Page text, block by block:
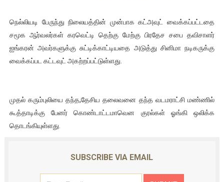
இளையராஜா – கமல் அவசர சந்திப்பு (படங்கள், விடியோ)
ஜனாதிபதி ஐக்கிய நாடுகளின் பொதுச் சபை கூட்டத்தில் இன்று
வலிமை தான் அஜித் திரைப்பயணத்திலே அதிக காலெக்ஷன் செய்த
நெல்லியடி பேருந்து நிலையத்தின் முன்பாக கட்அவுட் வைக்கப்பட்டதை
சமூக ஆர்வலர்கள் கரவெட்டி தெற்கு மேற்கு பிரதேச சபை தவிசாளர்
ஐங்கரன் அவர்களுக்கு சுட்டிக்காட்டியதை அடுத்து சினிமா நடிகருக்கு
வைக்கப்பட கட்டவுட் அகற்றப்பட்டுள்ளது.
முதல் கரும்புலியை தந்த,தேசிய தலைவனை தந்த வடமராட்சி மண்ணில்
கூத்தாடிக்கு பேனர் கொண்டாட்டமாவென குரல்கள் ஓங்கி ஒலிக்க
தொடங்கியுள்ளது.
SUBSCRIBE VIA EMAIL